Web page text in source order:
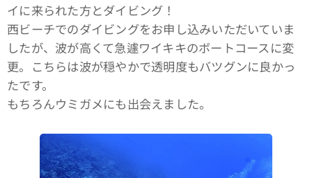
イに来られた方とダイビング！
西ビーチでのダイビングをお申し込みいただいていま
したが、波が高くて急遽ワイキキのボートコースに変
更。こちらは波が穏やかで透明度もバツグンに良かっ
たです。
もちろんウミガメにも出会えました。